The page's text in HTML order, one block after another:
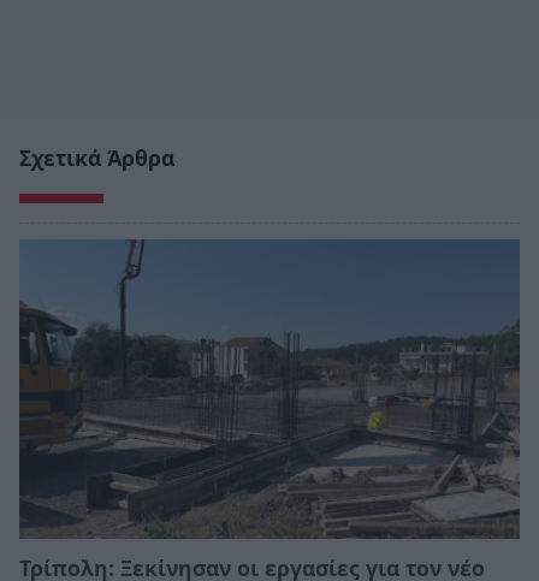
Σχετικά Άρθρα
Τρίπολη: Ξεκίνησαν οι εργασίες για τον νέο